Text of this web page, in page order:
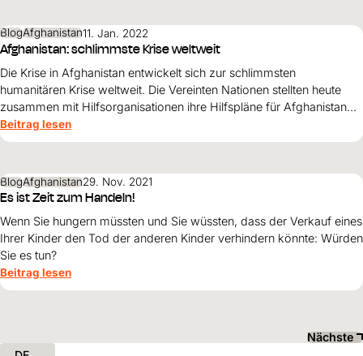
BlogAfghanistan11. Jan. 2022
Afghanistan: schlimmste Krise weltweit
Die Krise in Afghanistan entwickelt sich zur schlimmsten
humanitären Krise weltweit. Die Vereinten Nationen stellten heute
zusammen mit Hilfsorganisationen ihre Hilfspläne für Afghanistan
vor.
Beitrag lesen
BlogAfghanistan29. Nov. 2021
Es ist Zeit zum Handeln!
Wenn Sie hungern müssten und Sie wüssten, dass der Verkauf eines
Ihrer Kinder den Tod der anderen Kinder verhindern könnte: Würden
Sie es tun?
Beitrag lesen
Nächste